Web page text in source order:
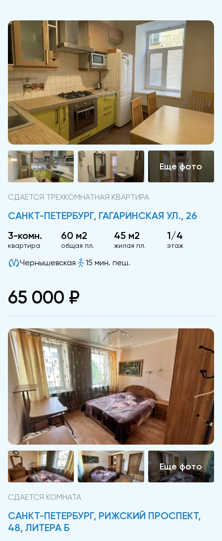
СДАЕТСЯ ТРЕХКОМНАТНАЯ КВАРТИРА
САНКТ-ПЕТЕРБУРГ, ГАГАРИНСКАЯ УЛ., 26
3-комн.
квартира
60 м2
общая пл.
45 м2
жилая пл.
1/4
этаж
Чернышевская 15 мин. пеш.
65 000 ₽
СДАЕТСЯ КОМНАТА
САНКТ-ПЕТЕРБУРГ, РИЖСКИЙ ПРОСПЕКТ,
48, ЛИТЕРА Б